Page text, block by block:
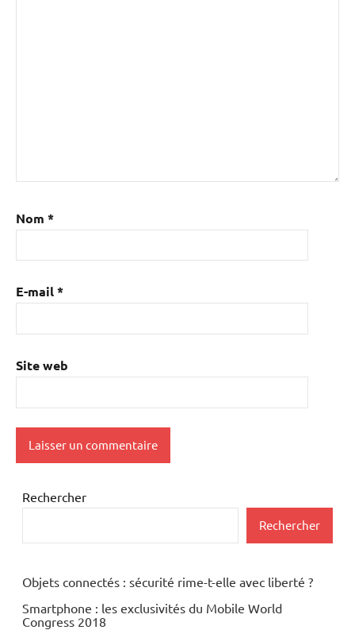
Nom *
E-mail*
Site web
Rechercher
Rechercher
Objets connectés : sécurité rime-t-elle avec liberté ?
Smartphone : les exclusivités du Mobile World
Congress 2018